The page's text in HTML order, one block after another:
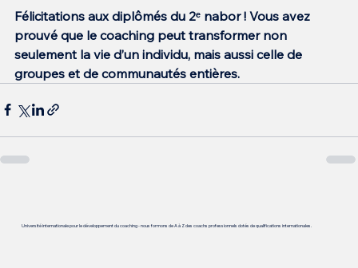
Félicitations aux diplômés du 2ᵉ nabor ! Vous avez
prouvé que le coaching peut transformer non
seulement la vie d’un individu, mais aussi celle de
groupes et de communautés entières.
Université internationale pour le développement du coaching - nous formons de A à Z des coachs professionnels dotés de qualifications internationales.